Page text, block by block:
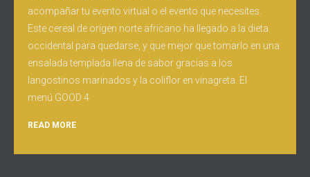
acompañar tu evento virtual o el evento que necesites.
Este cereal de origen norte africano ha llegado a la dieta
occidental para quedarse, y que mejor que tomarlo en una
ensalada templada llena de sabor gracias a los
langostinos marinados y la coliflor en vinagreta. El
menú GOOD 4
READ MORE